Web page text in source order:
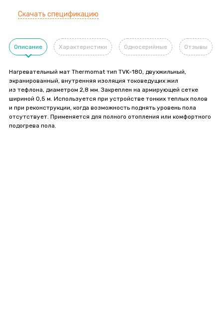
Скачать спецификацию
Описание Характеристики Односерийные Отзывы
Нагревательный мат Thermomat тип TVK-180, двухжильный,
экранированный, внутренняя изоляция токоведущих жил
из тефлона, диаметром 2,8 мм. Закреплен на армирующей сетке
шириной 0,5 м. Используется при устройстве тонких теплых полов
и при реконструкции, когда возможность поднять уровень пола
отсутствует. Применяется для полного отопления или комфортного
подогрева пола.